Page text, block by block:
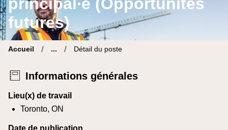
futures)
Accueil ... Détail du poste
Informations générales
Lieu(x) de travail
Toronto, ON
Date de publication